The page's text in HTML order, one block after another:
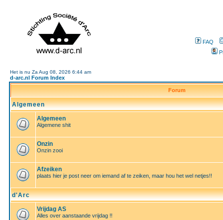
FAQ
Het is nu Za Aug 08, 2026 6:44 am
d-arc.nl Forum Index
Forum
Algemeen
Algemeen
Algemene shit
Onzin
Onzin zooi
Afzeiken
plaats hier je post neer om iemand af te zeiken, maar hou het wel netjes!!
d'Arc
Vrijdag AS
Alles over aanstaande vrijdag !!